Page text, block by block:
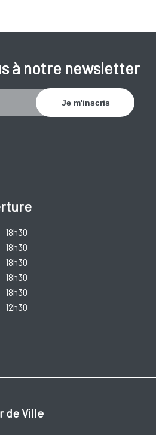
à notre newsletter
18h30
18h30
18h30
18h30
18h30
12h30
de Ville